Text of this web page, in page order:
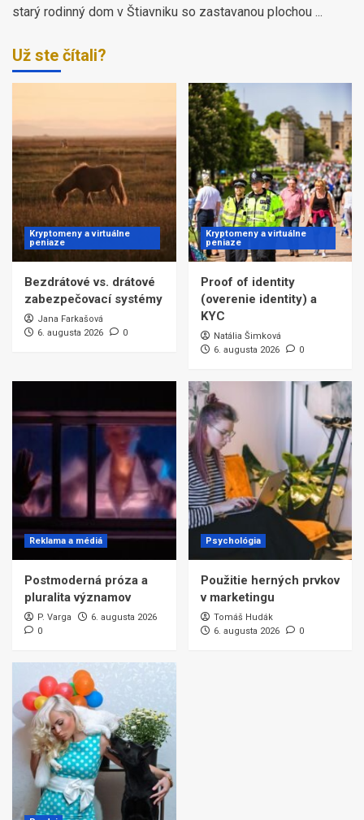
starý rodinný dom v Štiavniku so zastavanou plochou ...
Už ste čítali?
Kryptomeny a virtuálne
peniaze
Bezdrátové vs. drátové
zabezpečovací systémy
Jana Farkašová
6. augusta 2026
0
Kryptomeny a virtuálne
peniaze
Proof of identity
(overenie identity) a
KYC
Natália Šimková
6. augusta 2026
0
Reklama a médiá
Postmoderná próza a
pluralita významov
P. Varga
6. augusta 2026
0
Psychológia
Použitie herných prvkov
v marketingu
Tomáš Hudák
6. augusta 2026
0